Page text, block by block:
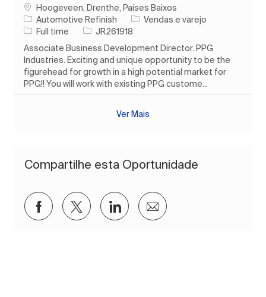
Localização
Hoogeveen, Drenthe, Países Baixos
Automotive Refinish
Categoria
Vendas e varejo
Tipo de Trabalho
Full time ID do trabalho
JR261918
Associate Business Development Director. PPG
Industries. Exciting and unique opportunity to be the
figurehead for growth in a high potential market for
PPG!! You will work with existing PPG custome...
Ver Mais
Compartilhe esta Oportunidade
Compartilhar via Facebook
Compartilhar via twitter
Compartilhar via LinkedIn
Compartilhar por